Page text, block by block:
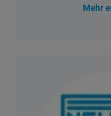
Mehr